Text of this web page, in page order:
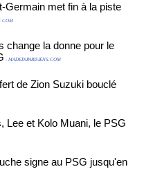
Germain met fin à la piste
change la donne pour le
- MADEINPARISIENS.COM
de Zion Suzuki bouclé
Lee et Kolo Muani, le PSG
signe au PSG jusqu'en